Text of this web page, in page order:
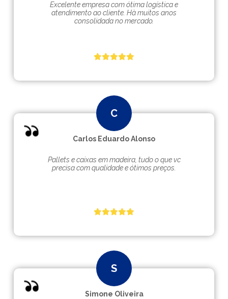
Excelente empresa com ótima logística e
atendimento ao cliente. Hà muitos anos
consolidada no mercado.
Carlos Eduardo Alonso
Pallets e caixas em madeira, tudo o que vc
precisa com qualidade e ótimos preços.
Simone Oliveira